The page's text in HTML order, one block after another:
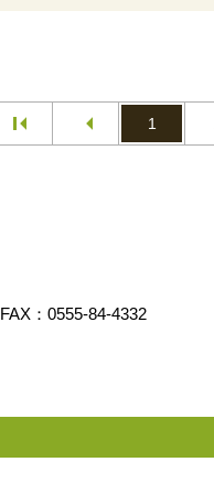
1
FAX：0555-84-4332